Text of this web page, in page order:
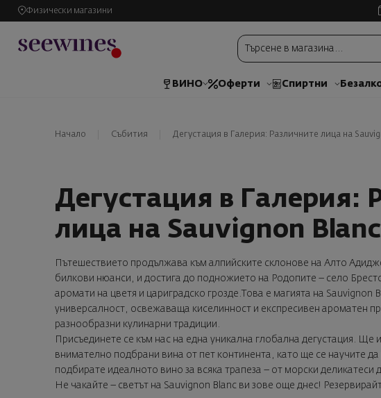
Физически магазини
ВИНО Оферти Спиртни
Начало Събития Дегустация в Галерия: Различните лица на
Дегустация в Галерия:
лица на Sauvignon Blanc
Пътешествието продължава към алпийските склонове на Алто
билкови нюанси, и достига до подножието на Родопите – село
аромати на цветя и цариградско грозде.Това е магията на Sauvignon
универсалност, освежаваща киселинност и експресивен ароматен
разнообразни кулинарни традиции.
Присъединете се към нас на една уникална глобална дегустация. Ще
внимателно подбрани вина от пет континента, като ще се научите
подбирате идеалното вино за всяка трапеза – от морски деликатеси
Не чакайте – светът на Sauvignon Blanc ви зове още днес!